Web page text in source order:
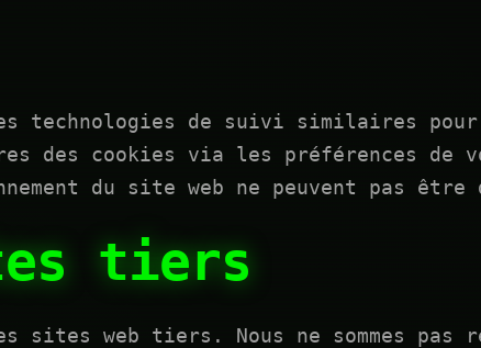
technologies de suivi similaires
des cookies via les préférences de
du site web ne peuvent pas être
tiers
web tiers. Nous ne sommes pas